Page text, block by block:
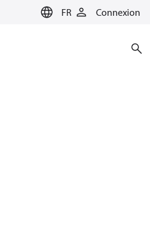
FR Connexion